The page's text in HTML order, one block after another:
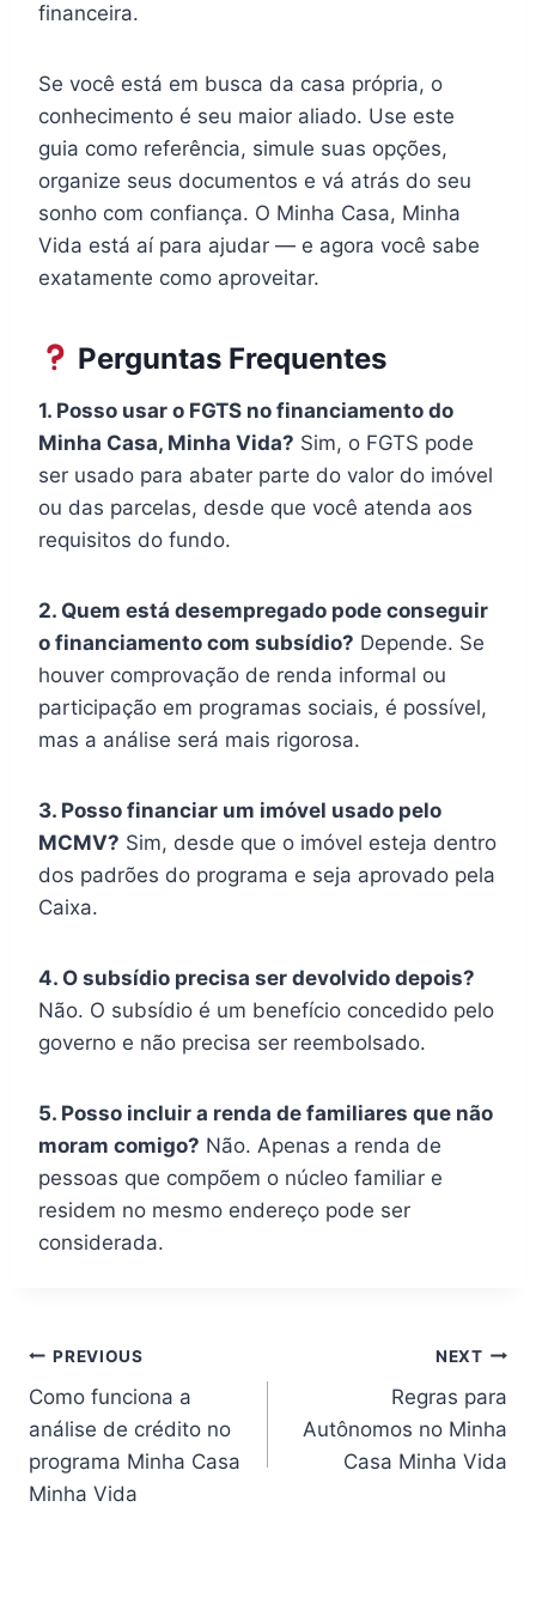
financeira.
Se você está em busca da casa própria, o
conhecimento é seu maior aliado. Use este
guia como referência, simule suas opções,
organize seus documentos e vá atrás do seu
sonho com confiança. O Minha Casa, Minha
Vida está aí para ajudar — e agora você sabe
exatamente como aproveitar.
Perguntas Frequentes
1. Posso usar o FGTS no financiamento do
Minha Casa, Minha Vida? Sim, o FGTS pode
ser usado para abater parte do valor do imóvel
ou das parcelas, desde que você atenda aos
requisitos do fundo.
2. Quem está desempregado pode conseguir
o financiamento com subsídio? Depende. Se
houver comprovação de renda informal ou
participação em programas sociais, é possível,
mas a análise será mais rigorosa.
3. Posso financiar um imóvel usado pelo
MCMV? Sim, desde que o imóvel esteja dentro
dos padrões do programa e seja aprovado pela
Caixa.
4. O subsídio precisa ser devolvido depois?
Não. O subsídio é um benefício concedido pelo
governo e não precisa ser reembolsado.
5. Posso incluir a renda de familiares que não
moram comigo? Não. Apenas a renda de
pessoas que compõem o núcleo familiar e
residem no mesmo endereço pode ser
considerada.
Navegação
de
artigos
PREVIOUS
Como funciona a
análise de crédito no
programa Minha Casa
Minha Vida
NEXT
Regras para
Autônomos no Minha
Casa Minha Vida